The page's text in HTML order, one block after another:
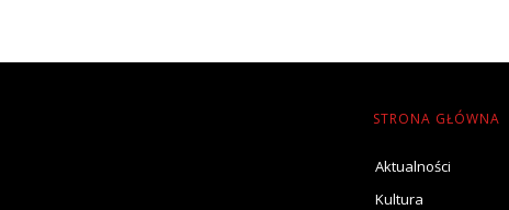
STRONA GŁÓWNA
Aktualności
Kultura